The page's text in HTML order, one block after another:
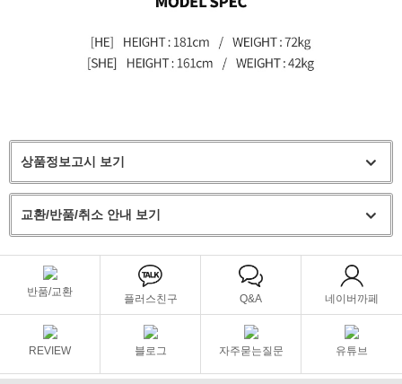
상품정보고시 보기
교환/반품/취소 안내 보기
반품/교환
플러스친구 Q&A 네이버까페
REVIEW 블로그 자주묻는질문 유튜브